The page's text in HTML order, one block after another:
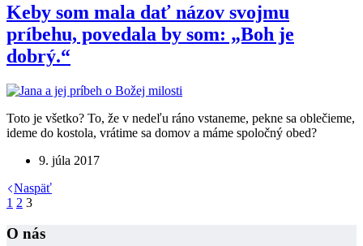
Keby som mala dať názov svojmu
príbehu, povedala by som: „Boh je
dobrý.“
Toto je všetko? To, že v nedeľu ráno vstaneme, pekne sa oblečieme,
ideme do kostola, vrátime sa domov a máme spoločný obed?
9. júla 2017
Naspäť
1 2 3
O nás